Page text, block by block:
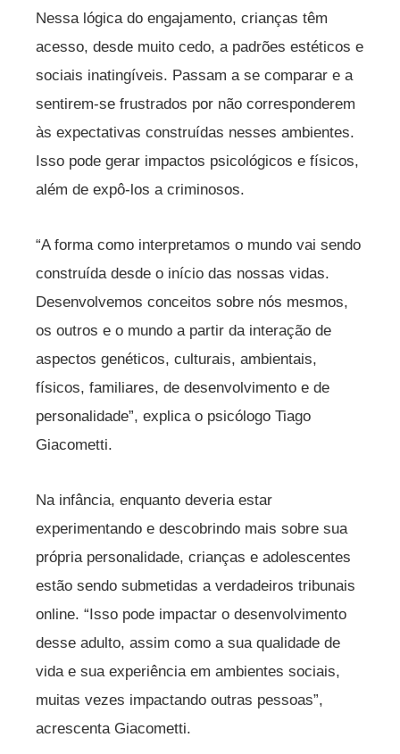
Nessa lógica do engajamento, crianças têm
acesso, desde muito cedo, a padrões estéticos e
sociais inatingíveis. Passam a se comparar e a
sentirem-se frustrados por não corresponderem
às expectativas construídas nesses ambientes.
Isso pode gerar impactos psicológicos e físicos,
além de expô-los a criminosos.
“A forma como interpretamos o mundo vai sendo
construída desde o início das nossas vidas.
Desenvolvemos conceitos sobre nós mesmos,
os outros e o mundo a partir da interação de
aspectos genéticos, culturais, ambientais,
físicos, familiares, de desenvolvimento e de
personalidade”, explica o psicólogo Tiago
Giacometti.
Na infância, enquanto deveria estar
experimentando e descobrindo mais sobre sua
própria personalidade, crianças e adolescentes
estão sendo submetidas a verdadeiros tribunais
online. “Isso pode impactar o desenvolvimento
desse adulto, assim como a sua qualidade de
vida e sua experiência em ambientes sociais,
muitas vezes impactando outras pessoas”,
acrescenta Giacometti.